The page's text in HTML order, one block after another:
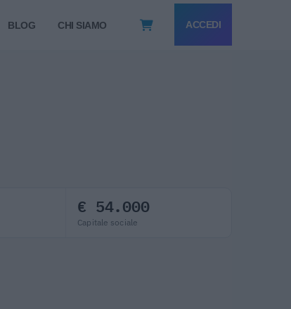
BLOG CHI SIAMO ACCEDI
€ 54.000
Capitale sociale